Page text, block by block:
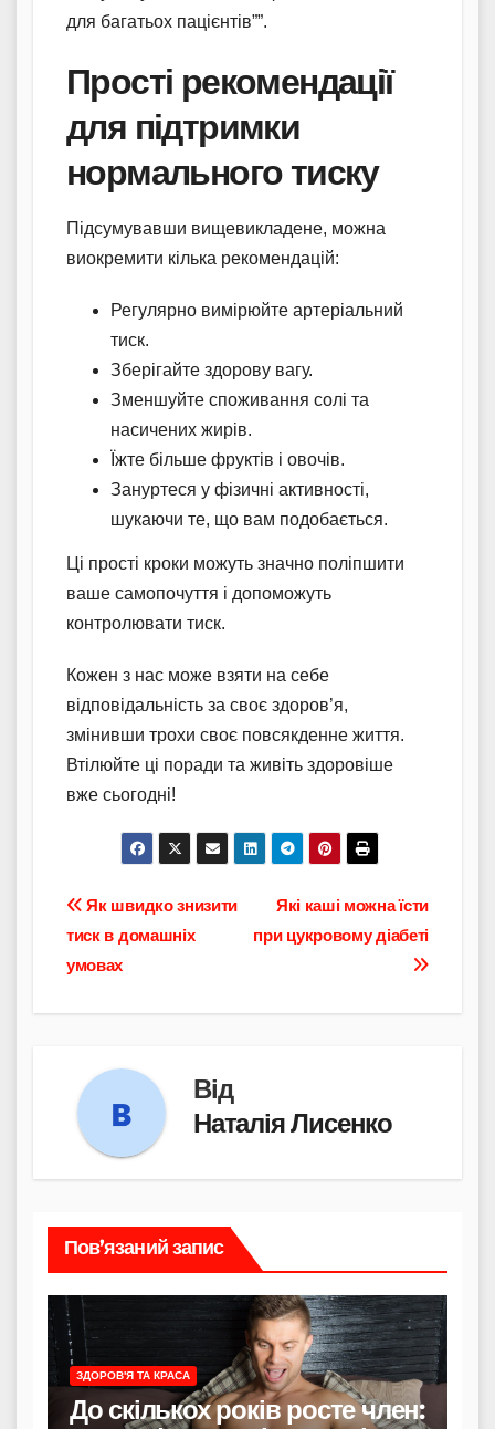
для багатьох пацієнтів””.
Прості рекомендації
для підтримки
нормального тиску
Підсумувавши вищевикладене, можна
виокремити кілька рекомендацій:
Регулярно вимірюйте артеріальний
тиск.
Зберігайте здорову вагу.
Зменшуйте споживання солі та
насичених жирів.
Їжте більше фруктів і овочів.
Зануртеся у фізичні активності,
шукаючи те, що вам подобається.
Ці прості кроки можуть значно поліпшити
ваше самопочуття і допоможуть
контролювати тиск.
Кожен з нас може взяти на себе
відповідальність за своє здоров’я,
змінивши трохи своє повсякденне життя.
Втілюйте ці поради та живіть здоровіше
вже сьогодні!
Навігація
записів
Які каші можна їсти
при цукровому діабеті
Як швидко знизити
тиск в домашніх
умовах
Від
Наталія Лисенко
Пов’язаний запис
ЗДОРОВ'Я ТА КРАСА
До скількох років росте член: